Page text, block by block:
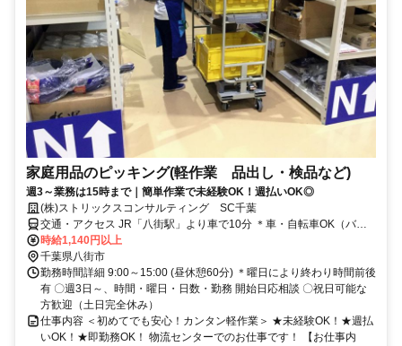
家庭用品のピッキング(軽作業 品出し・検品など)
週3～業務は15時まで｜簡単作業で未経験OK！週払いOK◎
(株)ストリックスコンサルティング SC千葉
交通・アクセス JR「八街駅」より車で10分 ＊車・自転車OK（バイ
ク不可）
時給1,140円以上
千葉県八街市
勤務時間詳細 9:00～15:00 (昼休憩60分) ＊曜日により終わり時間前後
有 〇週3日～、時間・曜日・日数・勤務 開始日応相談 〇祝日可能な
方歓迎（土日完全休み）
仕事内容 ＜初めてでも安心！カンタン軽作業＞ ★未経験OK！★週払
いOK！★即勤務OK！ 物流センターでのお仕事です！ 【お仕事内